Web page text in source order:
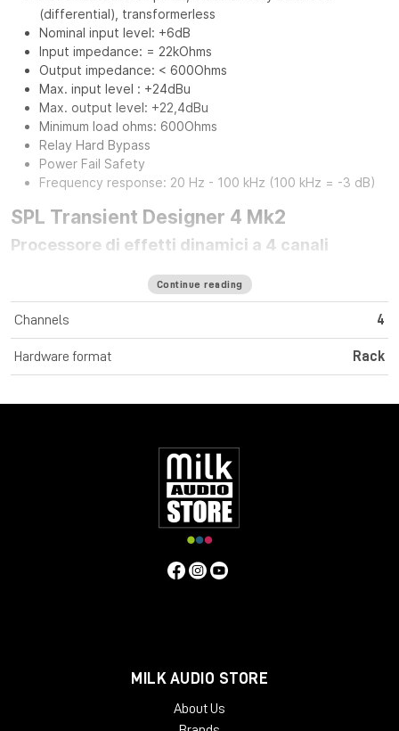
(differential), transformerless
Nominal input level: +6dB
Input impedance: = 22kOhms
Output impedance: < 600Ohms
Max. input level : +24dBu
Max. output level: +22,4dBu
Minimum load ohms: 600Ohms
Relay Hard Bypass
Power Fail Safety
Frequency response: 20 Hz - 100 kHz (100 kHz = -3 dB)
SPL Transient Designer 4 Mk2
Processore di effetti dinamici a 4 canali
generazione di processori dinamici. L'elaborazione
audio ha rivoluzionato la produzione musicale in modo
presenta le stesse qualità di lavorazione del suo
sensazione ancora migliore grazie alle solide manopole in
TRANSIENT DESIGNING
SPL Transient Designer: la rivoluzione nell'elaborazione
dinamica. Con Transient Designer è possibile manipolare gli
inviluppi dei segnali audio indipendentemente dal livello
(nessuna soglia!). Accelera o rallenta i transienti, allunga o
accorcia i tempi di sustain, con solo due controlli: attacco e
sustain. Tutte le costanti di tempo sono automatizzate in
fase transitoria di un segnale fino a 15 dB. Un valore di attacco
attacco negativi portano ad un'attenuazione.
Continue reading
Channels 4
Hardware format Rack
MILK AUDIO STORE
About Us